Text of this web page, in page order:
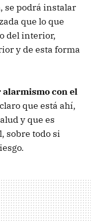
, se podrá instalar
que lo que
del interior,
y de esta forma
alarmismo con el
que está ahí,
y que es
sobre todo si